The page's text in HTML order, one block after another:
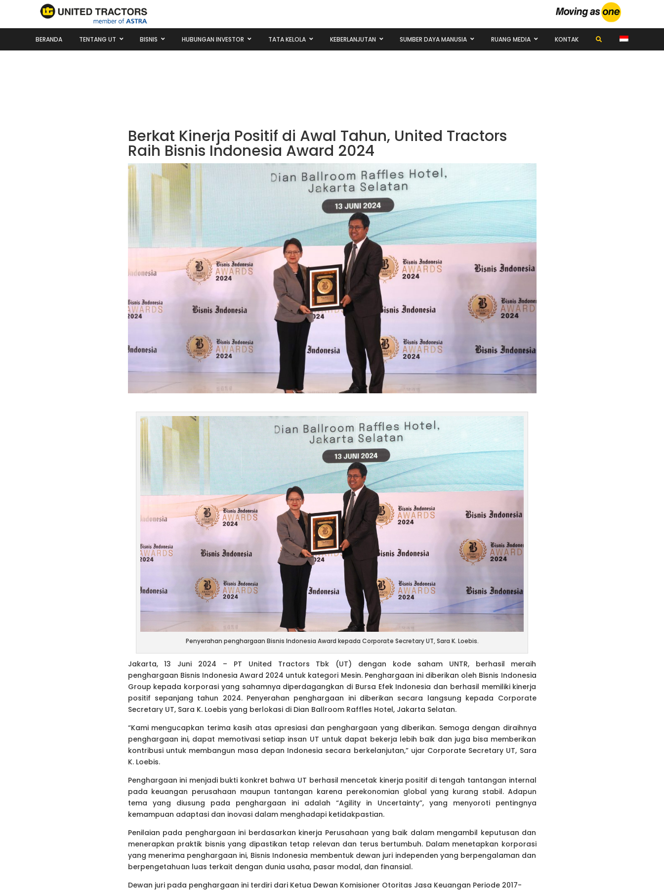
BERANDA TENTANG UT BISNIS HUBUNGAN INVESTOR TATA KELOLA KEBERLANJUTAN SUMBER DAYA MANUSIA RUANG MEDIA KONTAK
Berkat Kinerja Positif di Awal Tahun, United Tractors
Raih Bisnis Indonesia Award 2024
Penyerahan penghargaan Bisnis Indonesia Award kepada Corporate Secretary UT, Sara K. Loebis.
Jakarta, 13 Juni 2024 – PT United Tractors Tbk (UT) dengan kode saham UNTR, berhasil meraih
penghargaan Bisnis Indonesia Award 2024 untuk kategori Mesin. Penghargaan ini diberikan oleh Bisnis Indonesia
Group kepada korporasi yang sahamnya diperdagangkan di Bursa Efek Indonesia dan berhasil memiliki kinerja
positif sepanjang tahun 2024. Penyerahan penghargaan ini diberikan secara langsung kepada Corporate
Secretary UT, Sara K. Loebis yang berlokasi di Dian Ballroom Raffles Hotel, Jakarta Selatan.
“Kami mengucapkan terima kasih atas apresiasi dan penghargaan yang diberikan. Semoga dengan diraihnya
penghargaan ini, dapat memotivasi setiap insan UT untuk dapat bekerja lebih baik dan juga bisa memberikan
kontribusi untuk membangun masa depan Indonesia secara berkelanjutan,” ujar Corporate Secretary UT, Sara
K. Loebis.
Penghargaan ini menjadi bukti konkret bahwa UT berhasil mencetak kinerja positif di tengah tantangan internal
pada keuangan perusahaan maupun tantangan karena perekonomian global yang kurang stabil. Adapun
tema yang diusung pada penghargaan ini adalah “Agility in Uncertainty”, yang menyoroti pentingnya
kemampuan adaptasi dan inovasi dalam menghadapi ketidakpastian.
Penilaian pada penghargaan ini berdasarkan kinerja Perusahaan yang baik dalam mengambil keputusan dan
menerapkan praktik bisnis yang dipastikan tetap relevan dan terus bertumbuh. Dalam menetapkan korporasi
yang menerima penghargaan ini, Bisnis Indonesia membentuk dewan juri independen yang berpengalaman dan
berpengetahuan luas terkait dengan dunia usaha, pasar modal, dan finansial.
Dewan juri pada penghargaan ini terdiri dari Ketua Dewan Komisioner Otoritas Jasa Keuangan Periode 2017-